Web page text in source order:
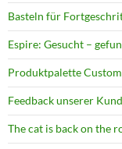
Basteln für
Espire: Gesucht –
Produktpalette
Feedback unserer
The cat is back on the